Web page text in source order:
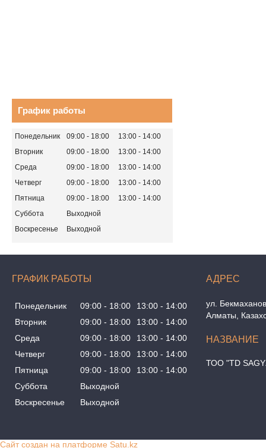
График работы
Понедельник 09:00 18:00 13:00
14:00
Вторник
09:00 18:00 13:00
14:00
Среда
09:00 18:00 13:00
14:00
Четверг
09:00 18:00 13:00
14:00
Пятница
09:00 18:00 13:00
14:00
Суббота
Выходной
Воскресенье
Выходной
ГРАФИК РАБОТЫ
Понедельник 09:00 18:00 13:00
14:00
Вторник
09:00 18:00 13:00
14:00
Среда
09:00 18:00 13:00
14:00
Четверг
09:00 18:00 13:00
14:00
Пятница
09:00 18:00 13:00
14:00
Суббота
Выходной
Воскресенье
Выходной
ул.
Алматы,
ТОО "TD
Сайт создан на платформе Satu.kz